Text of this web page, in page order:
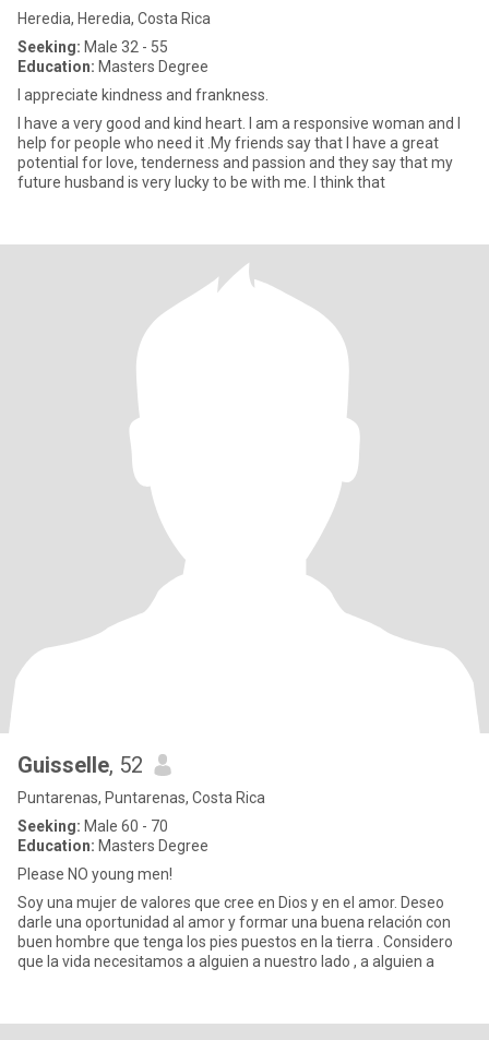
Heredia, Heredia, Costa Rica
Seeking: Male 32 - 55
Education: Masters Degree
I appreciate kindness and frankness.
I have a very good and kind heart. I am a responsive woman and I
help for people who need it .My friends say that I have a great
potential for love, tenderness and passion and they say that my
future husband is very lucky to be with me. I think that
Guisselle, 52
Puntarenas, Puntarenas, Costa Rica
Seeking: Male 60 - 70
Education: Masters Degree
Please NO young men!
Soy una mujer de valores que cree en Dios y en el amor. Deseo
darle una oportunidad al amor y formar una buena relación con
buen hombre que tenga los pies puestos en la tierra . Considero
que la vida necesitamos a alguien a nuestro lado , a alguien a